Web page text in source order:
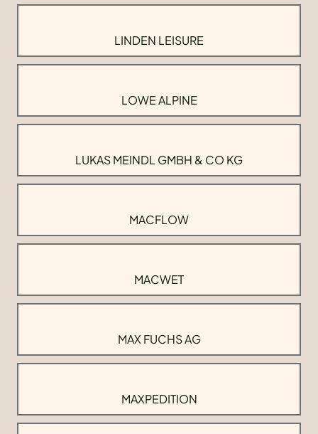
LINDEN LEISURE
LOWE ALPINE
LUKAS MEINDL GMBH & CO KG
MACFLOW
MACWET
MAX FUCHS AG
MAXPEDITION